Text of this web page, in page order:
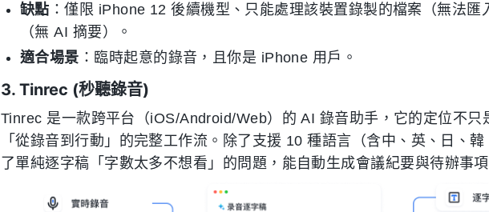
缺點 ：僅限 iPhone 12 後續機型、只能處理該裝置錄製的檔案（無法
（無 AI 摘要）。
適合場景 ：臨時起意的錄音，且你是 iPhone 用戶。
3. Tinrec (秒聽錄音)
Tinrec 是一款跨平台（iOS/Android/Web）的 AI 錄音助手，它的定位不只
「從錄音到行動」的完整工作流。除了支援 10 種語言（含中、英、日、
了單純逐字稿「字數太多不想看」的問題，能自動生成會議紀要與待辦事項